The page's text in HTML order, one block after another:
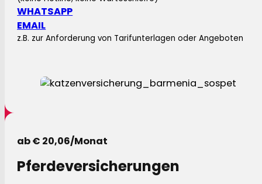
WHATSAPP
EMAIL
z.B. zur Anforderung von Tarifunterlagen oder Angeboten
ab € 20,06/Monat
Pferdeversicherungen